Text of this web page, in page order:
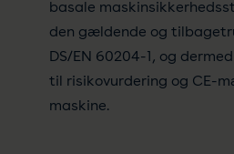
basale
den gældende og
DS/EN 60204-1, og
til risikovurdering og CE-
maskine.